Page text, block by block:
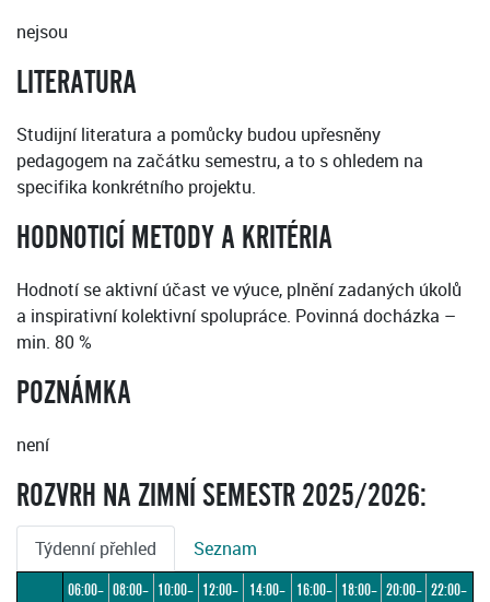
nejsou
LITERATURA
Studijní literatura a pomůcky budou upřesněny
pedagogem na začátku semestru, a to s ohledem na
specifika konkrétního projektu.
HODNOTICÍ METODY A KRITÉRIA
Hodnotí se aktivní účast ve výuce, plnění zadaných úkolů
a inspirativní kolektivní spolupráce. Povinná docházka –
min. 80 %
POZNÁMKA
není
ROZVRH NA ZIMNÍ SEMESTR 2025/2026:
Týdenní přehled Seznam
06:00– 08:00– 10:00– 12:00–
14:00–
16:00– 18:00– 20:00– 22:00–